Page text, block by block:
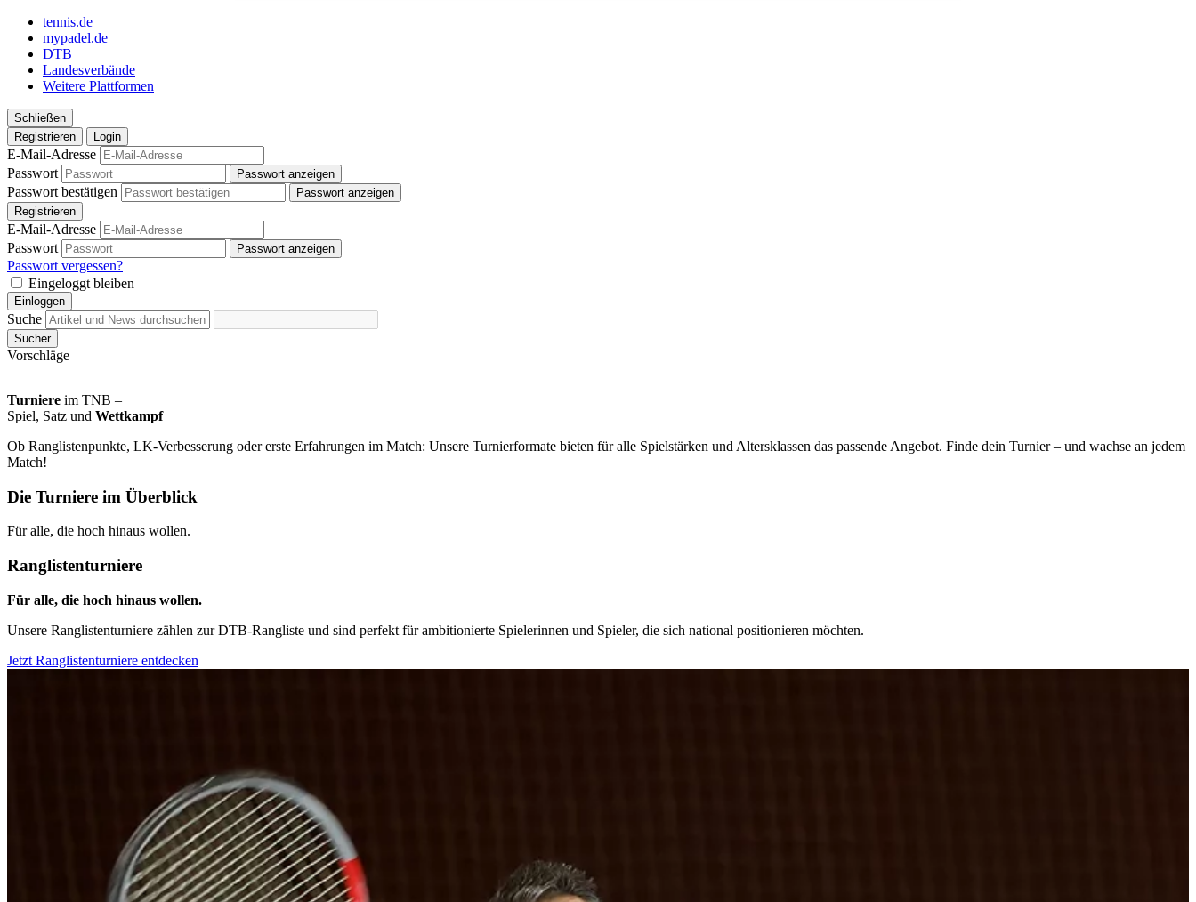
tennis.de
mypadel.de
DTB
Landesverbände
Weitere Plattformen
Schließen
Registrieren
Login
E-Mail-Adresse
Passwort
Passwort anzeigen
Passwort bestätigen
Passwort anzeigen
Registrieren
E-Mail-Adresse
Passwort
Passwort anzeigen
Passwort vergessen?
Eingeloggt bleiben
Einloggen
Suche
Sucher
Vorschläge
Turniere im TNB –
Spiel, Satz und Wettkampf
Ob Ranglistenpunkte, LK-Verbesserung oder erste Erfahrungen im Match: Unsere Turnierformate bieten für alle Spielstärken und Altersklassen das passende Angebot. Finde dein Turnier – und wachse an jedem
Match!
Die Turniere im Überblick
Für alle, die hoch hinaus wollen.
Ranglistenturniere
Für alle, die hoch hinaus wollen.
Unsere Ranglistenturniere zählen zur DTB-Rangliste und sind perfekt für ambitionierte Spielerinnen und Spieler, die sich national positionieren möchten.
Jetzt Ranglistenturniere entdecken